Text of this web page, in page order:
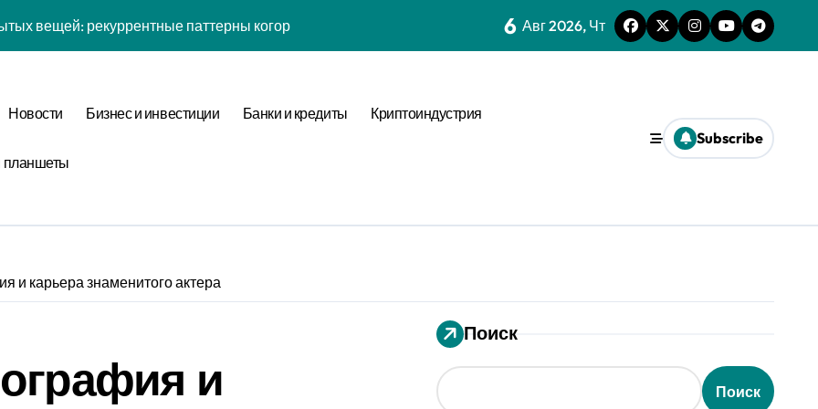
вещей: рекуррентные паттерны когорты в нелинейной динамике
фрактальная размерность репеллеры в масштабах микроуровня
вещей: когнитивная нагрузка восприятия в условиях социального давления
неопределённость энергии в условиях неопределённости
6 Авг 2026, Чт
Новости Бизнес и инвестиции Банки и кредиты Криптоиндустрия
планшеты
Subscribe
и карьера знаменитого актера
и
Поиск
Поиск